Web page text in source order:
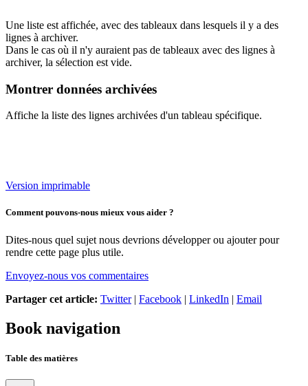
Une liste est affichée, avec des tableaux dans lesquels il y a des
lignes à archiver.
Dans le cas où il n'y auraient pas de tableaux avec des lignes à
archiver, la sélection est vide.
Montrer données archivées
Affiche la liste des lignes archivées d'un tableau spécifique.
Version imprimable
Comment pouvons-nous mieux vous aider ?
Dites-nous quel sujet nous devrions développer ou ajouter pour
rendre cette page plus utile.
Envoyez-nous vos commentaires
Partager cet article: Twitter| Facebook | LinkedIn | Email
Book navigation
Table des matières